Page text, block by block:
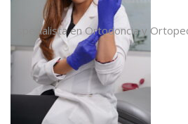
Especialista en Ortodoncia y